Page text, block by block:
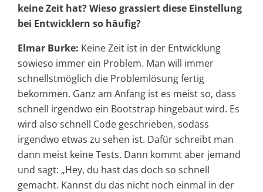
keine Zeit hat? Wieso grassiert diese Einstellung
bei Entwicklern so häufig?
Elmar Burke: Keine Zeit ist in der Entwicklung
sowieso immer ein Problem. Man will immer
schnellstmöglich die Problemlösung fertig
bekommen. Ganz am Anfang ist es meist so, dass
schnell irgendwo ein Bootstrap hingebaut wird. Es
wird also schnell Code geschrieben, sodass
irgendwo etwas zu sehen ist. Dafür schreibt man
dann meist keine Tests. Dann kommt aber jemand
und sagt: „Hey, du hast das doch so schnell
gemacht. Kannst du das nicht noch einmal in der